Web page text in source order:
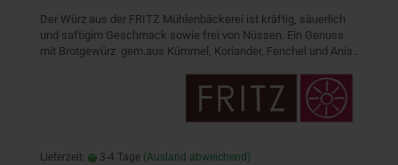
Der Würz aus der FRITZ Mühlenbäckerei ist kräftig, säuerlich
und saftigim Geschmack sowie frei von Nüssen. Ein Genuss
mit Brotgewürz gem.aus Kümmel, Koriander, Fenchel und Anis..
Lieferzeit: 3-4 Tage (Ausland abweichend)